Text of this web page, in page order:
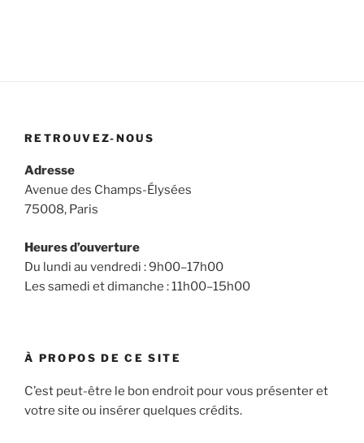
RETROUVEZ-NOUS
Adresse
Avenue des Champs-Élysées
75008, Paris
Heures d’ouverture
Du lundi au vendredi : 9h00–17h00
Les samedi et dimanche : 11h00–15h00
À PROPOS DE CE SITE
C’est peut-être le bon endroit pour vous présenter et
votre site ou insérer quelques crédits.